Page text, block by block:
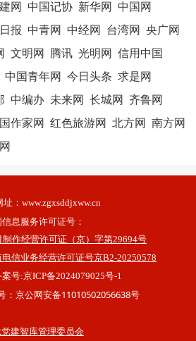
网 中国记协 新华网
中国网
报 中青网 中经网 台湾网
央广网
文明网 腾讯 光明网
信用中国
中国青年网 今日头条 求是网
中编办 未来网 长城网
齐鲁网
作家网 红色旅游网 北方网
南方网
： www.zgxsddjxww.cn
信息服务许可证号：
制作经营许可证（京）字第29694号
信业务经营许可证号京B2-20250578
号:京ICP备2024079025号-1
：京公网安备11010502056638号
建智库管理委员会